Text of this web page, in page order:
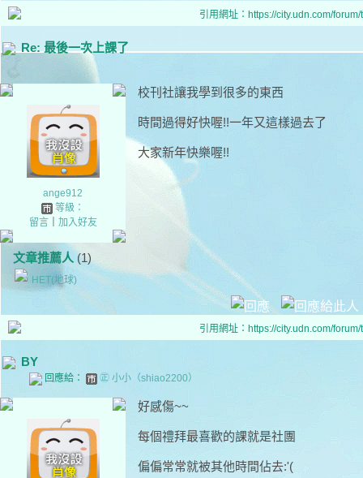
引用網址：https://city.udn.com/
Re: 最後一次上課了
ange912
等級：
留言｜ 加入好友
文章推薦人 (1)
HET(地球)
校刊社讓我學到很多的東西
時間過得好快喔!!一年又這樣過去了
大家新年快樂喔!!
引用網址：https://city.udn.com/
BY
回應給： ㊣ 小小（shiao2200）
好感傷~~
每個禮拜最喜歡的課就是社團
偏偏常常就被其他時間佔去:'(